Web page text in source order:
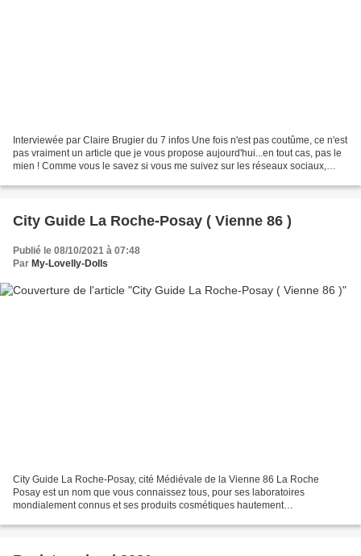
Interviewée par Claire Brugier du 7 infos Une fois n'est pas coutûme, ce n'est
pas vraiment un article que je vous propose aujourd'hui...en tout cas, pas le
mien ! Comme vous le savez si vous me suivez sur les réseaux sociaux,
City Guide La Roche-Posay ( Vienne 86 )
Publié le 08/10/2021 à 07:48
Par My-Lovelly-Dolls
City Guide La Roche-Posay, cité Médiévale de la Vienne 86 La Roche
Posay est un nom que vous connaissez tous, pour ses laboratoires
mondialement connus et ses produits cosmétiques hautement